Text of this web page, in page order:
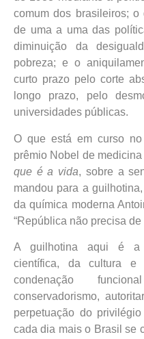
comum dos brasileiros;
de uma a uma das
diminuição da
pobreza; e o
curto prazo pelo corte
longo prazo, pelo
universidades públicas.
O que está em curso
prêmio Nobel de
que é a vida, sobre a
mandou para a
da química moderna
“República não precisa
A guilhotina aqui é a
científica, da cultura e
condenação
conservadorismo,
perpetuação do
cada dia mais o Brasil se